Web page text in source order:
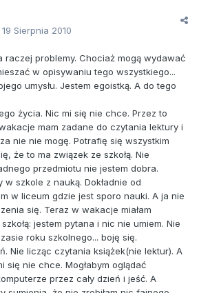
19 Sierpnia 2010
raczej problemy. Chociaż mogą wydawać
w opisywaniu tego wszystkiego...
umysłu. Jestem egoistką. A do tego
życia. Nic mi się nie chce. Przez to
mam zadane do czytania lektury i
nie nie mogę. Potrafię się wszystkim
że to ma związek ze szkołą. Nie
przedmiotu nie jestem dobra.
w szkole z nauką. Dokładnie od
w liceum gdzie jest sporo nauki. A ja nie
się. Teraz w wakacje miałam
jestem pytana i nic nie umiem. Nie
roku szkolnego... boję się.
Nie licząc czytania książek(nie lektur). A
się nie chce. Mogłabym oglądać
przez cały dzień i jeść. A